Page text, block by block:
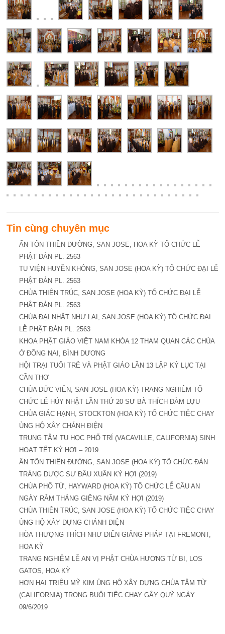
Tin cùng chuyên mục
ẤN TÔN THIỀN ĐƯỜNG, SAN JOSE, HOA KỲ TỔ CHỨC LỄ
PHẬT ĐẢN PL. 2563
TU VIỆN HUYỀN KHÔNG, SAN JOSE (HOA KỲ) TỔ CHỨC ĐẠI LỄ
PHẬT ĐẢN PL. 2563
CHÙA THIÊN TRÚC, SAN JOSE (HOA KỲ) TỔ CHỨC ĐẠI LỄ
PHẬT ĐẢN PL. 2563
CHÙA ĐẠI NHẬT NHƯ LAI, SAN JOSE (HOA KỲ) TỔ CHỨC ĐẠI
LỄ PHẬT ĐẢN PL. 2563
KHOA PHẬT GIÁO VIỆT NAM KHÓA 12 THAM QUAN CÁC CHÙA
Ở ĐỒNG NAI, BÌNH DƯƠNG
HỘI TRẠI TUỔI TRẺ VÀ PHẬT GIÁO LẦN 13 LẬP KỶ LỤC TẠI
CẦN THƠ
CHÙA ĐỨC VIÊN, SAN JOSE (HOA KỲ) TRANG NGHIÊM TỔ
CHỨC LỄ HÚY NHẬT LẦN THỨ 20 SƯ BÀ THÍCH ĐÀM LỰU
CHÙA GIÁC HẠNH, STOCKTON (HOA KỲ) TỔ CHỨC TIỆC CHAY
ỦNG HỘ XÂY CHÁNH ĐIỆN
TRUNG TÂM TU HỌC PHỔ TRÍ (VACAVILLE, CALIFORNIA) SINH
HOẠT TẾT KỶ HỢI – 2019
ẤN TÔN THIỀN ĐƯỜNG, SAN JOSE (HOA KỲ) TỔ CHỨC ĐÀN
TRÀNG DƯỢC SƯ ĐẦU XUÂN KỶ HỢI (2019)
CHÙA PHỔ TỪ, HAYWARD (HOA KỲ) TỔ CHỨC LỄ CẦU AN
NGÀY RẰM THÁNG GIÊNG NĂM KỶ HỢI (2019)
CHÙA THIÊN TRÚC, SAN JOSE (HOA KỲ) TỔ CHỨC TIỆC CHAY
ỦNG HỘ XÂY DỰNG CHÁNH ĐIỆN
HÒA THƯỢNG THÍCH NHƯ ĐIỂN GIẢNG PHÁP TẠI FREMONT,
HOA KỲ
TRANG NGHIÊM LỄ AN VỊ PHẬT CHÙA HƯƠNG TỪ BI, LOS
GATOS, HOA KỲ
HƠN HAI TRIỆU MỸ KIM ỦNG HỘ XÂY DỰNG CHÙA TÂM TỪ
(CALIFORNIA) TRONG BUỔI TIỆC CHAY GÂY QUỸ NGÀY
09/6/2019